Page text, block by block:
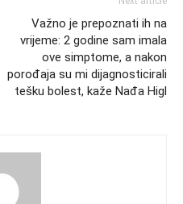
Važno je prepoznati ih na
vrijeme: 2 godine sam imala
ove simptome, a nakon
porođaja su mi dijagnosticirali
tešku bolest, kaže Nađa Higl